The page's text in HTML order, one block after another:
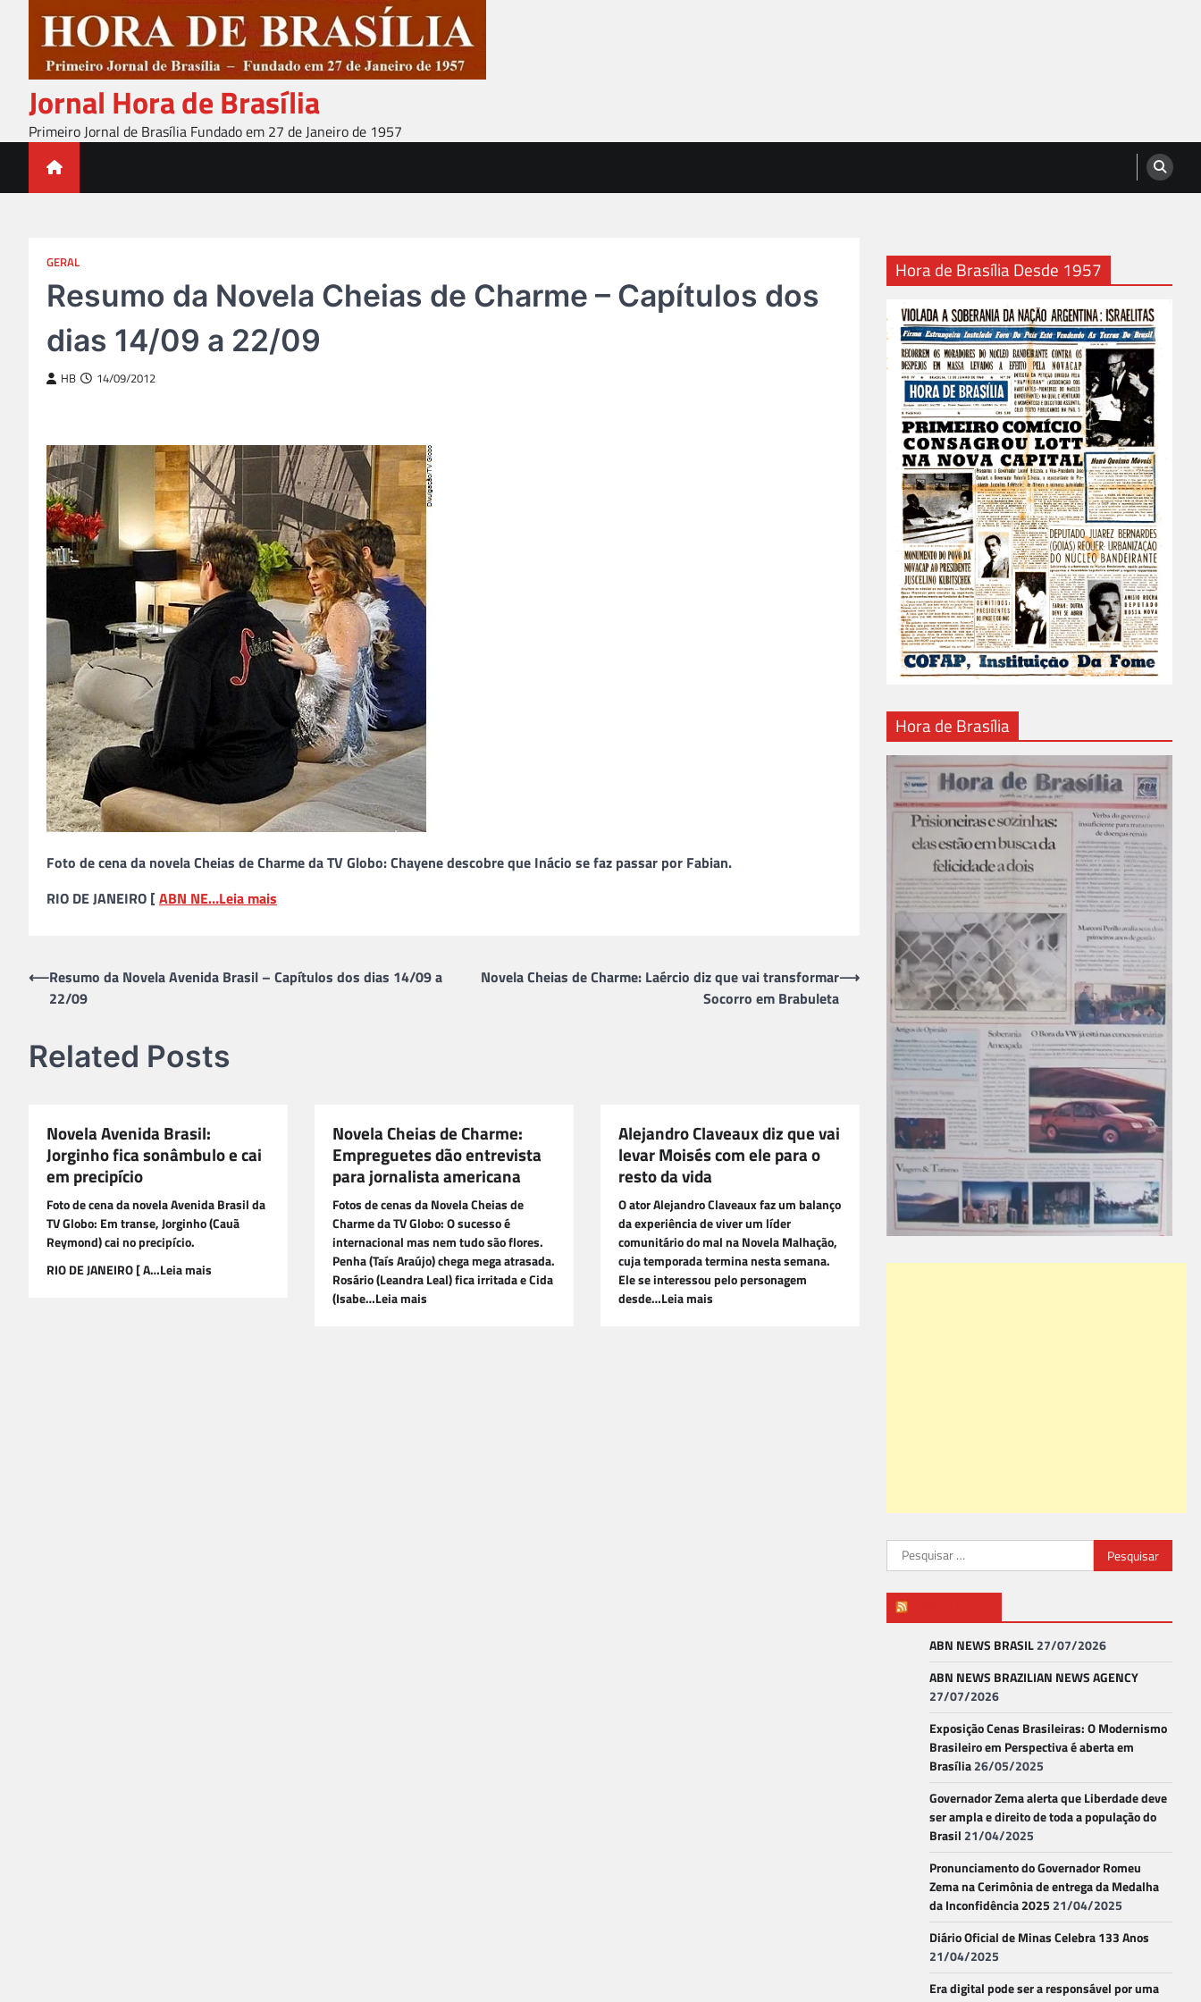
content
Jornal Hora de Brasília
Primeiro Jornal de Brasília Fundado em 27 de Janeiro de 1957
GERAL
Resumo da Novela Cheias de Charme – Capítulos dos
dias 14/09 a 22/09
HB 14/09/2012
Foto de cena da novela Cheias de Charme da TV Globo: Chayene descobre que Inácio se faz passar por Fabian.
RIO DE JANEIRO [ABN NE…Leia mais
Navegação
⟵Resumo da Novela Avenida Brasil – Capítulos dos dias 14/09 a
22/09
Novela Cheias de Charme: Laércio diz que vai transformar
Socorro em Brabuleta
⟶
Related Posts
Novela Avenida Brasil:
Jorginho fica sonâmbulo e cai
em precipício
Foto de cena da novela Avenida Brasil da
TV Globo: Em transe, Jorginho (Cauã
Reymond) cai no precipício.
RIO DE JANEIRO [ A…Leia mais
Novela Cheias de Charme:
Empreguetes dão entrevista
para jornalista americana
Fotos de cenas da Novela Cheias de
Charme da TV Globo: O sucesso é
internacional mas nem tudo são flores.
Penha (Taís Araújo) chega mega atrasada.
Rosário (Leandra Leal) fica irritada e Cida
(Isabe…Leia mais
Alejandro Claveaux diz que vai
levar Moisés com ele para o
resto da vida
O ator Alejandro Claveaux faz um balanço
da experiência de viver um líder
comunitário do mal na Novela Malhação,
cuja temporada termina nesta semana.
Ele se interessou pelo personagem
desde…Leia mais
Hora de Brasília Desde 1957
Hora de Brasília
Pesquisar
por:
ABN NEWS BRASIL27/07/2026
ABN NEWS BRAZILIAN NEWS AGENCY
27/07/2026
Exposição Cenas Brasileiras: O Modernismo
Brasileiro em Perspectiva é aberta em
Brasília26/05/2025
Governador Zema alerta que Liberdade deve
ser ampla e direito de toda a população do
Brasil 21/04/2025
Pronunciamento do Governador Romeu
Zema na Cerimônia de entrega da Medalha
da Inconfidência 2025 21/04/2025
Diário Oficial de Minas Celebra 133 Anos
21/04/2025
Era digital pode ser a responsável por uma